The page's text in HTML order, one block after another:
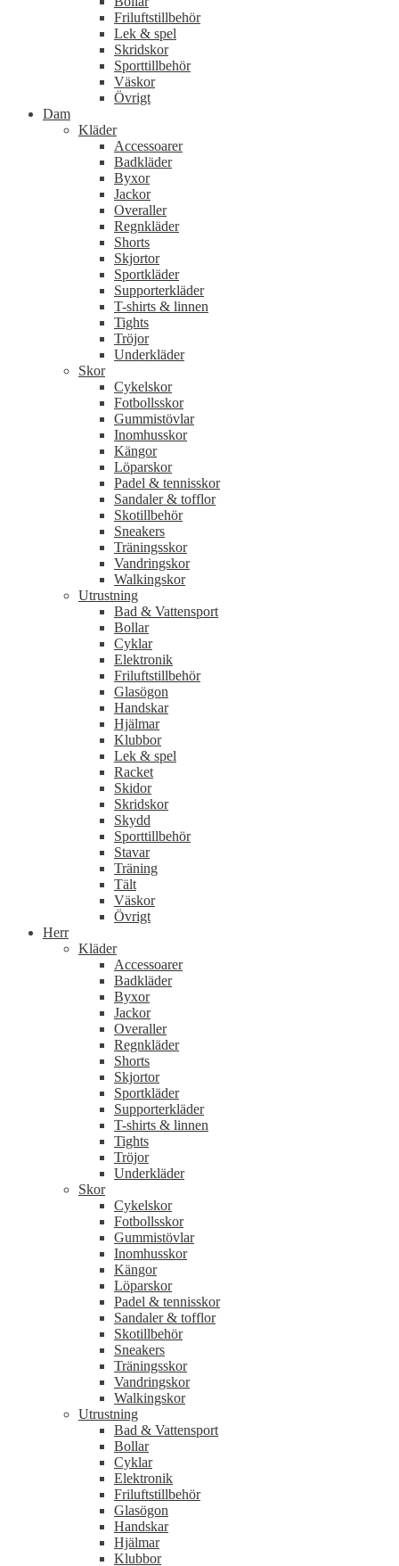
Friluftstillbehör
Lek & spel
Skridskor
Sporttillbehör
Väskor
Övrigt
Dam
Kläder
Accessoarer
Badkläder
Byxor
Jackor
Overaller
Regnkläder
Shorts
Skjortor
Sportkläder
Supporterkläder
T-shirts & linnen
Tights
Tröjor
Underkläder
Skor
Cykelskor
Fotbollsskor
Gummistövlar
Inomhusskor
Kängor
Löparskor
Padel & tennisskor
Sandaler & tofflor
Skotillbehör
Sneakers
Träningsskor
Vandringskor
Walkingskor
Utrustning
Bad & Vattensport
Bollar
Cyklar
Elektronik
Friluftstillbehör
Glasögon
Handskar
Hjälmar
Klubbor
Lek & spel
Racket
Skidor
Skridskor
Skydd
Sporttillbehör
Stavar
Träning
Tält
Väskor
Övrigt
Herr
Kläder
Accessoarer
Badkläder
Byxor
Jackor
Overaller
Regnkläder
Shorts
Skjortor
Sportkläder
Supporterkläder
T-shirts & linnen
Tights
Tröjor
Underkläder
Skor
Cykelskor
Fotbollsskor
Gummistövlar
Inomhusskor
Kängor
Löparskor
Padel & tennisskor
Sandaler & tofflor
Skotillbehör
Sneakers
Träningsskor
Vandringskor
Walkingskor
Utrustning
Bad & Vattensport
Bollar
Cyklar
Elektronik
Friluftstillbehör
Glasögon
Handskar
Hjälmar
Klubbor